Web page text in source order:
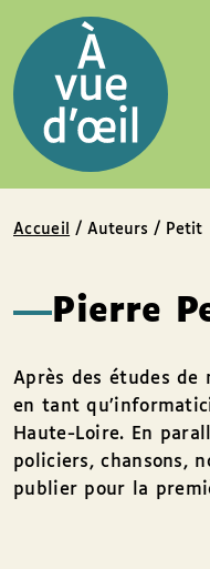
Fermer
Rechercher
un
livre,
un
auteur,
un
EAN
Accueil / Auteurs / Petit
Pierre
Après des études
en tant
Haute-Loire. En
policiers, chansons,
publier pour la